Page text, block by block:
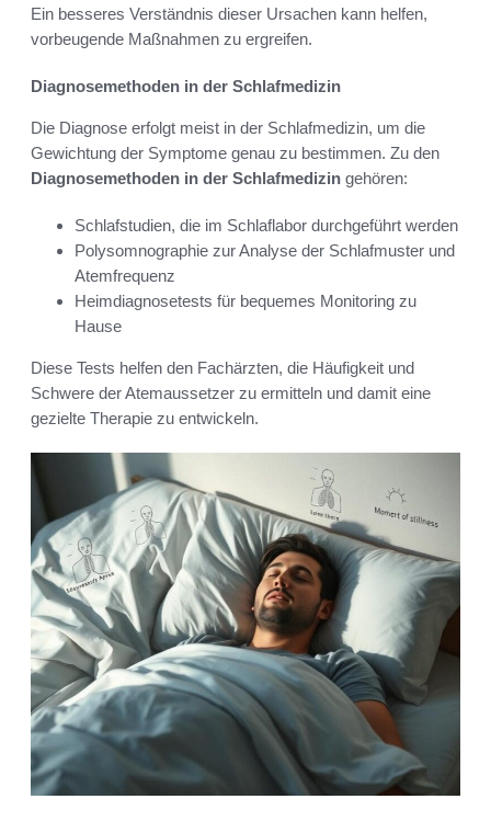
Ein besseres Verständnis dieser Ursachen kann helfen,
vorbeugende Maßnahmen zu ergreifen.
Diagnosemethoden in der Schlafmedizin
Die Diagnose erfolgt meist in der Schlafmedizin, um die
Gewichtung der Symptome genau zu bestimmen. Zu den
Diagnosemethoden in der Schlafmedizin gehören:
Schlafstudien, die im Schlaflabor durchgeführt werden
Polysomnographie zur Analyse der Schlafmuster und
Atemfrequenz
Heimdiagnosetests für bequemes Monitoring zu
Hause
Diese Tests helfen den Fachärzten, die Häufigkeit und
Schwere der Atemaussetzer zu ermitteln und damit eine
gezielte Therapie zu entwickeln.